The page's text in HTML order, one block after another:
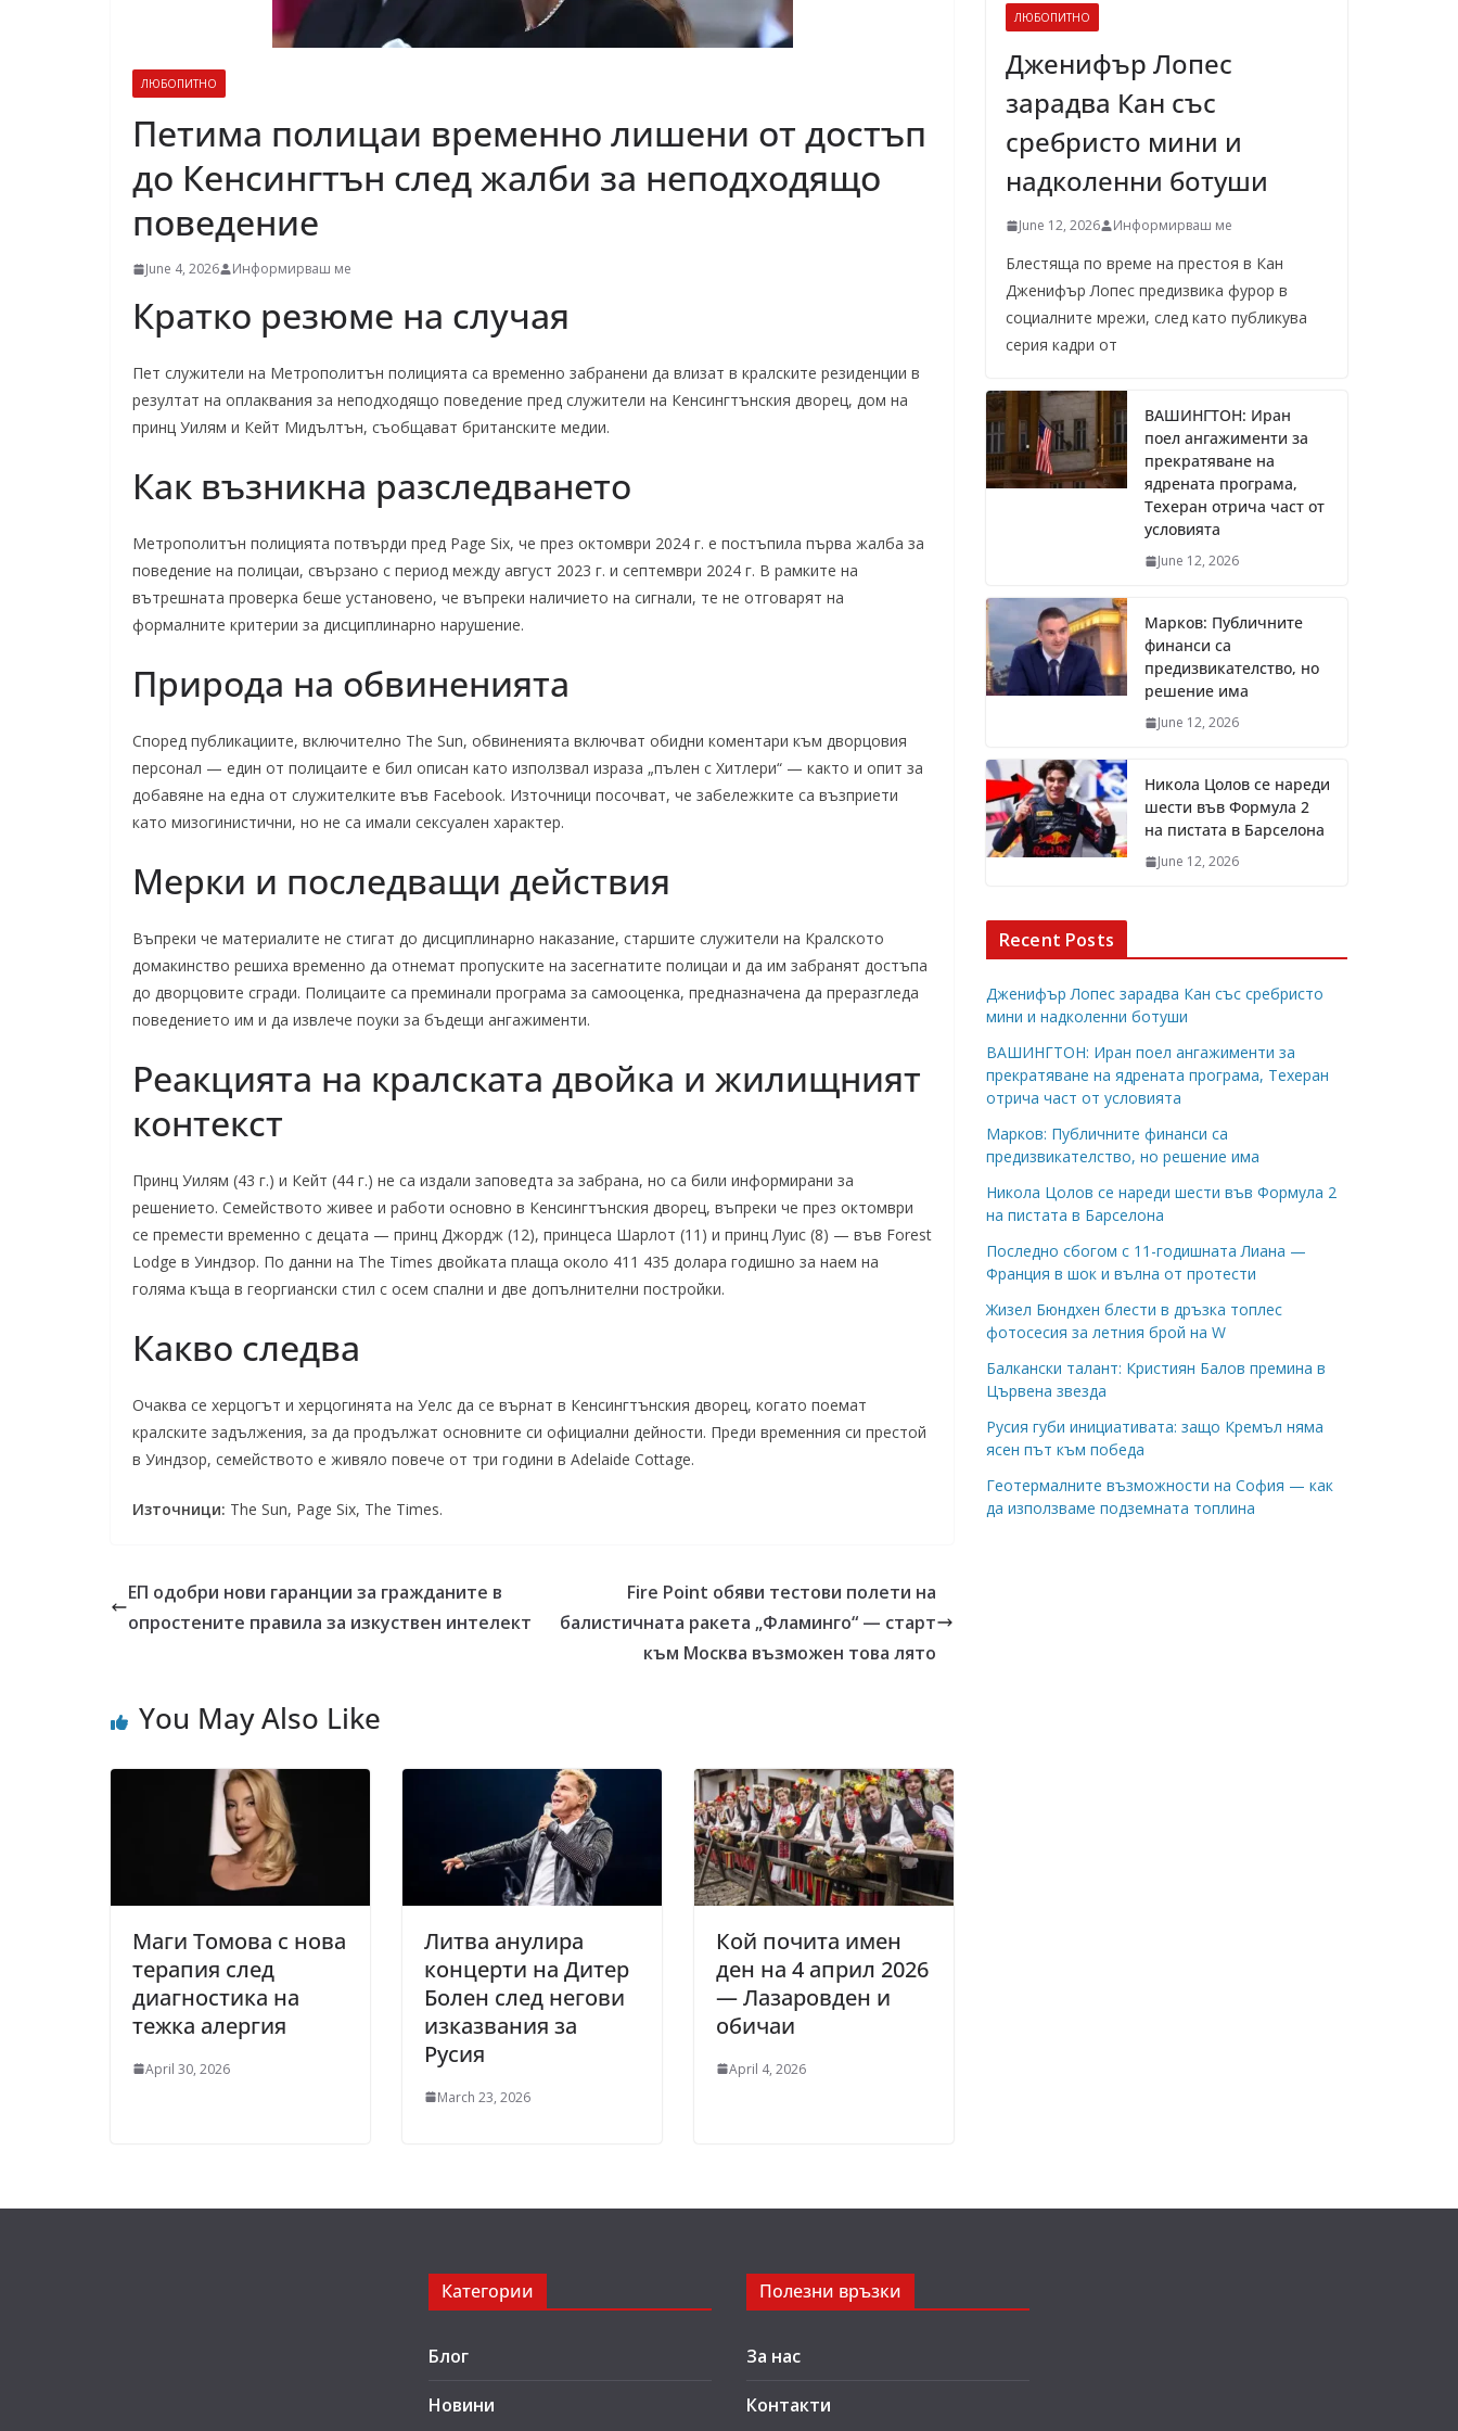
ЛЮБОПИТНО
Петима полицаи временно лишени от достъп
до Кенсингтън след жалби за неподходящо
поведение
June 4, 2026 Информирваш ме
Кратко резюме на случая
Пет служители на Метрополитън полицията са временно забранени да влизат в кралските резиденции в
резултат на оплаквания за неподходящо поведение пред служители на Кенсингтънския дворец, дом на
принц Уилям и Кейт Мидълтън, съобщават британските медии.
Как възникна разследването
Метрополитън полицията потвърди пред Page Six, че през октомври 2024 г. е постъпила първа жалба за
поведение на полицаи, свързано с период между август 2023 г. и септември 2024 г. В рамките на
вътрешната проверка беше установено, че въпреки наличието на сигнали, те не отговарят на
формалните критерии за дисциплинарно нарушение.
Природа на обвиненията
Според публикациите, включително The Sun, обвиненията включват обидни коментари към дворцовия
персонал — един от полицаите е бил описан като използвал израза „пълен с Хитлери“ — както и опит за
добавяне на една от служителките във Facebook. Източници посочват, че забележките са възприети
като мизогинистични, но не са имали сексуален характер.
Мерки и последващи действия
Въпреки че материалите не стигат до дисциплинарно наказание, старшите служители на Кралското
домакинство решиха временно да отнемат пропуските на засегнатите полицаи и да им забранят достъпа
до дворцовите сгради. Полицаите са преминали програма за самооценка, предназначена да преразгледа
поведението им и да извлече поуки за бъдещи ангажименти.
Реакцията на кралската двойка и жилищният
контекст
Принц Уилям (43 г.) и Кейт (44 г.) не са издали заповедта за забрана, но са били информирани за
решението. Семейството живее и работи основно в Кенсингтънския дворец, въпреки че през октомври
се премести временно с децата — принц Джордж (12), принцеса Шарлот (11) и принц Луис (8) — във Forest
Lodge в Уиндзор. По данни на The Times двойката плаща около 411 435 долара годишно за наем на
голяма къща в георгиански стил с осем спални и две допълнителни постройки.
Какво следва
Очаква се херцогът и херцогинята на Уелс да се върнат в Кенсингтънския дворец, когато поемат
кралските задължения, за да продължат основните си официални дейности. Преди временния си престой
в Уиндзор, семейството е живяло повече от три години в Adelaide Cottage.
Източници: The Sun, Page Six, The Times.
ЕП одобри нови гаранции за гражданите в
опростените правила за изкуствен интелект
Fire Point обяви тестови полети на
балистичната ракета „Фламинго“ — старт
към Москва възможен това лято
You May Also Like
Маги Томова с нова
терапия след
диагностика на
тежка алергия
April 30, 2026
Литва анулира
концерти на Дитер
Болен след негови
изказвания за
Русия
March 23, 2026
Кой почита имен
ден на 4 април 2026
— Лазаровден и
обичаи
April 4, 2026
ЛЮБОПИТНО
Дженифър Лопес
зарадва Кан със
сребристо мини и
надколенни ботуши
June 12, 2026 Информирваш ме
Блестяща по време на престоя в Кан
Дженифър Лопес предизвика фурор в
социалните мрежи, след като публикува
серия кадри от
ВАШИНГТОН: Иран
поел ангажименти за
прекратяване на
ядрената програма,
Техеран отрича част от
условията
June 12, 2026
Марков: Публичните
финанси са
предизвикателство, но
решение има
June 12, 2026
Никола Цолов се нареди
шести във Формула 2
на пистата в Барселона
June 12, 2026
Recent Posts
Дженифър Лопес зарадва Кан със сребристо
мини и надколенни ботуши
ВАШИНГТОН: Иран поел ангажименти за
прекратяване на ядрената програма, Техеран
отрича част от условията
Марков: Публичните финанси са
предизвикателство, но решение има
Никола Цолов се нареди шести във Формула 2
на пистата в Барселона
Последно сбогом с 11-годишната Лиана —
Франция в шок и вълна от протести
Жизел Бюндхен блести в дръзка топлес
фотосесия за летния брой на W
Балкански талант: Кристиян Балов премина в
Цървена звезда
Русия губи инициативата: защо Кремъл няма
ясен път към победа
Геотермалните възможности на София — как
да използваме подземната топлина
Категории
Блог
Новини
Полезни връзки
За нас
Контакти